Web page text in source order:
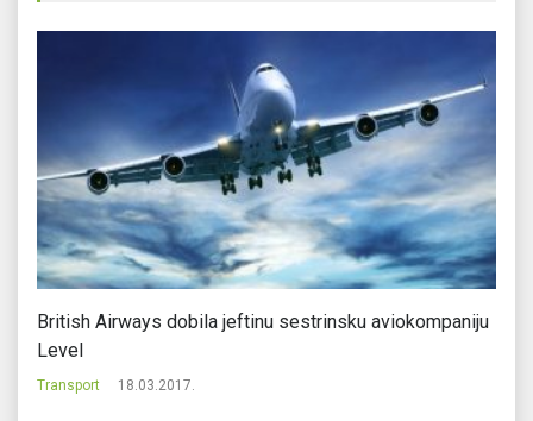
British Airways dobila jeftinu sestrinsku aviokompaniju
Level
Transport 18.03.2017.